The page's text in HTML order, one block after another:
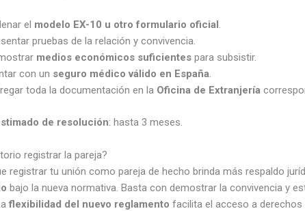
el modelo EX-10 u otro formulario oficial.
pruebas de la relación y convivencia.
medios económicos suficientes para subsistir.
con un seguro médico válido en España.
toda la documentación en la Oficina de Extranjería
de resolución: hasta 3 meses.
registrar la pareja?
registrar tu unión como pareja de hecho brinda más respaldo
bajo la nueva normativa. Basta con demostrar la convivencia y
flexibilidad del nuevo reglamento facilita el acceso a